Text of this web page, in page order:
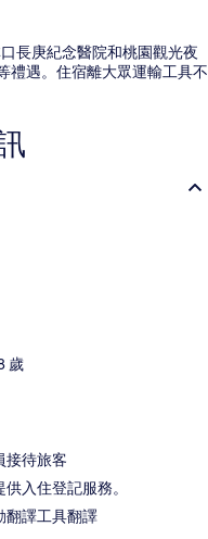
長庚紀念醫院和桃園觀光夜
禮遇。住宿離大眾運輸工具不
歲
接待旅客
入住登記服務。
翻譯工具翻譯